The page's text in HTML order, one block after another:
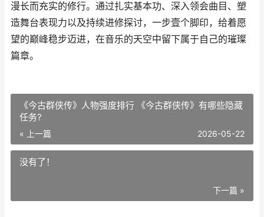
漫长而充实的修行。通过扎实基本功、深入领会曲目、塑
造舞台表现力以及持续进修探讨，一步壹个脚印，给着愿
望的巅峰稳步迈进，在音乐的天空中留下属于自己的璀璨
篇章。
《今古群侠传》人物强度排行 《今古群侠传》有哪些隐藏
任务?
« 上一篇 2026-05-22
没有了！
下一篇 »